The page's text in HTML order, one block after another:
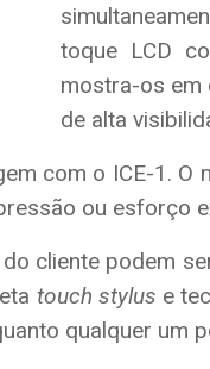
toque LCD
mostra-os em
de alta
com o ICE-1. O
ou esforço
cliente podem
touch stylus e
qualquer um